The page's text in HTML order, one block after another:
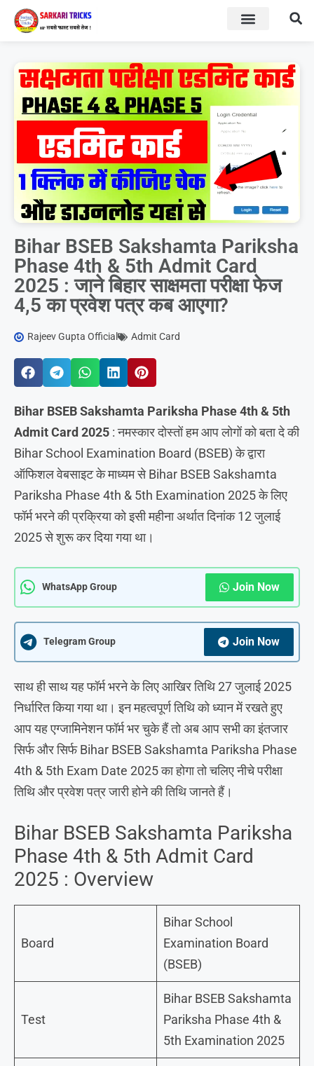
Bihar BSEB Sakshamta Pariksha
Phase 4th & 5th Admit Card
2025 : जाने बिहार साक्षमता परीक्षा फेज
4,5 का प्रवेश पत्र कब आएगा?
Rajeev Gupta Official Admit Card
Bihar BSEB Sakshamta Pariksha Phase 4th & 5th
Admit Card 2025 : नमस्कार दोस्तों हम आप लोगों को बता दे की
Bihar School Examination Board (BSEB) के द्वारा
ऑफिशल वेबसाइट के माध्यम से Bihar BSEB Sakshamta
Pariksha Phase 4th & 5th Examination 2025 के लिए
फॉर्म भरने की प्रक्रिया को इसी महीना अर्थात दिनांक 12 जुलाई
2025 से शुरू कर दिया गया था।
WhatsApp Group Join Now
Telegram Group Join Now
साथ ही साथ यह फॉर्म भरने के लिए आखिर तिथि 27 जुलाई 2025
निर्धारित किया गया था। इन महत्वपूर्ण तिथि को ध्यान में रखते हुए
आप यह एग्जामिनेशन फॉर्म भर चुके हैं तो अब आप सभी का इंतजार
सिर्फ और सिर्फ Bihar BSEB Sakshamta Pariksha Phase
4th & 5th Exam Date 2025 का होगा तो चलिए नीचे परीक्षा
तिथि और प्रवेश पत्र जारी होने की तिथि जानते हैं।
Bihar BSEB Sakshamta Pariksha
Phase 4th & 5th Admit Card
2025 : Overview
Board
Bihar School
Examination Board
(BSEB)
Test
Bihar BSEB Sakshamta
Pariksha Phase 4th &
5th Examination 2025